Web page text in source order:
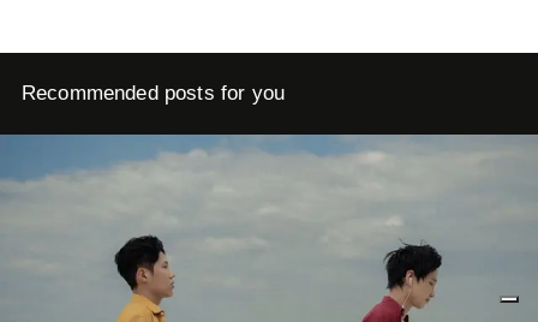
Recommended posts for you